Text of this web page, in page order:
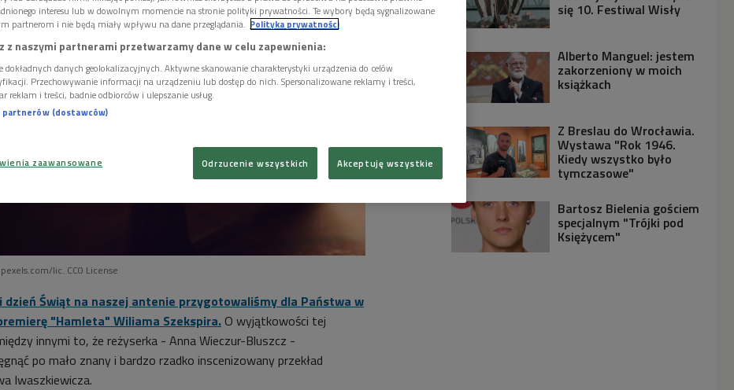
lic. CC0 License
dzień Świąt na naszej antenie przygotowaliśmy dla Państwa w
"Hamleta" Wiliama Szekspira. O wyjątkowości tej
innymi to, że reżyserka - Anna Wieczur-Bluszcz -
po mało znany i bardzo rzadko inscenizowany przekład
Iwaszkiewicza.
się 10. Festiwal Wisły
Alberto Manguel: jestem
zakorzeniony w moich
książkach
Z Breslau do Wrocławia.
Wystawa "Rok 1946.
Kiedy wszystko było
tymczasowe"
Bartosz Bielenia gościem
specjalnym "Trójki pod
Księżycem"
interesu lub w dowolnym momencie na stronie polityki prywatności. Te wybory będą sygnalizowane
partnerom i nie będą miały wpływu na dane przeglądania. Polityka prywatności
z naszymi partnerami przetwarzamy dane w celu zapewnienia:
dokładnych danych geolokalizacyjnych. Aktywne skanowanie charakterystyki urządzenia do celów
Przechowywanie informacji na urządzeniu lub dostęp do nich. Spersonalizowane reklamy i treści,
reklam i treści, badnie odbiorców i ulepszanie usług.
partnerów (dostawców)
zaawansowane Odrzucenie wszystkich Akceptuję wszystkie